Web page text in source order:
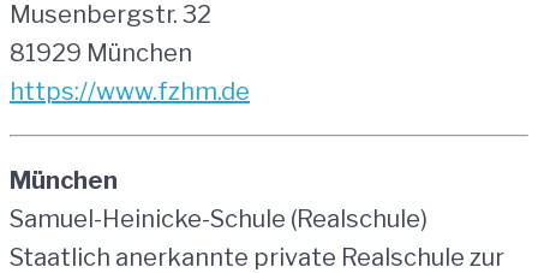
Musenbergstr. 32
81929 München
https://www.fzhm.de
München
Samuel-Heinicke-Schule (Realschule)
Staatlich anerkannte private Realschule zur